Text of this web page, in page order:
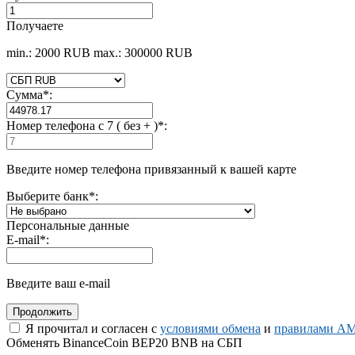
Получаете
min.: 2000 RUB max.: 300000 RUB
Сумма*:
Номер телефона c 7 ( без + )*:
Введите номер телефона привязанный к вашей карте
Выберите банк*:
Персональные данные
E-mail*:
Введите ваш e-mail
Я прочитал и согласен с условиями обмена и правилами
Обменять BinanceCoin BEP20 BNB на СБП